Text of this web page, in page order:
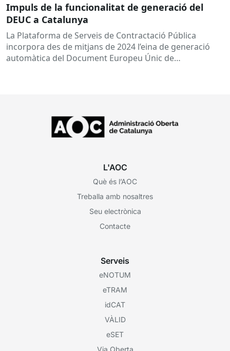
Impuls de la funcionalitat de generació del
DEUC a Catalunya
La Plataforma de Serveis de Contractació Pública
incorpora des de mitjans de 2024 l’eina de generació
automàtica del Document Europeu Únic de
L'AOC
Què és l’AOC
Treballa amb nosaltres
Seu electrònica
Contacte
Serveis
eNOTUM
eTRAM
idCAT
VÀLID
eSET
Via Oberta